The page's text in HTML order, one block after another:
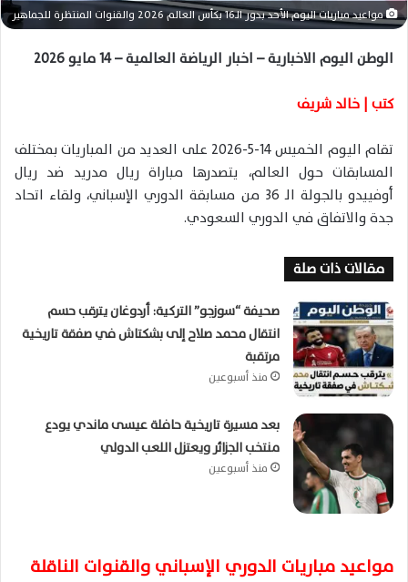
ر
و
ن
ا
مواعيد مباريات اليوم الأحد بدور الـ16 بكأس العالم 2026 والقنوات المنتظرة للجماهير
الوطن اليوم الاخبارية – اخبار الرياضة العالمية – 14 مايو 2026
كتب | خالد شريف
تقام اليوم الخميس 14-5-2026 على العديد من المباريات بمختلف
المسابقات حول العالم، يتصدرها مباراة ريال مدريد ضد ريال
أوفييدو بالجولة الـ 36 من مسابقة الدوري الإسباني، ولقاء اتحاد
جدة والاتفاق في الدوري السعودي.
مقالات ذات صلة
صحيفة “سوزجو” التركية: أردوغان يترقب حسم
انتقال محمد صلاح إلى بشكتاش في صفقة تاريخية
مرتقبة
منذ أسبوعين
بعد مسيرة تاريخية حافلة عيسى ماندي يودع
منتخب الجزائر ويعتزل اللعب الدولي
منذ أسبوعين
مواعيد مباريات الدوري الإسباني والقنوات الناقلة